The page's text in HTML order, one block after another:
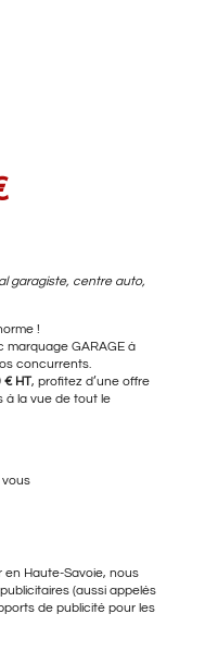
:
PRIX
ACTUEL
EST :
99,00€.
garagiste, centre auto,
!
marquage GARAGE à
concurrents.
€ HT, profitez d’une offre
à la vue de tout le
en Haute-Savoie, nous
(aussi appelés
de publicité pour les